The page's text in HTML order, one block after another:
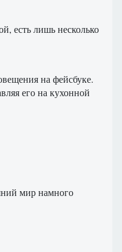
есть лишь несколько
на фейсбуке.
его на кухонной
мир намного